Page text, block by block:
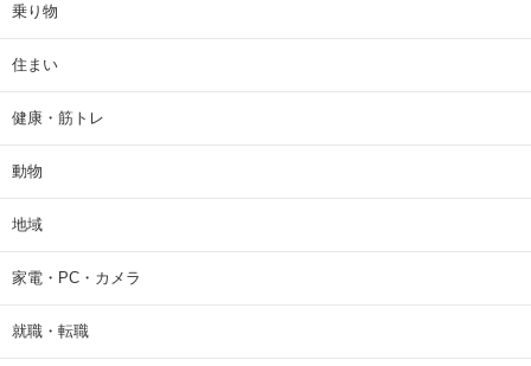
乗り物
住まい
健康・筋トレ
動物
地域
家電・PC・カメラ
就職・転職